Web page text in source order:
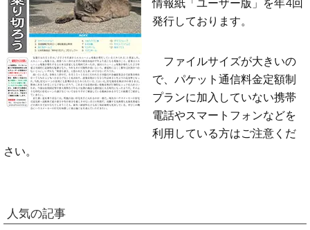
発行しております。
ファイルサイズが大きいの
で、パケット通信料金定額制
プランに加入していない携帯
電話やスマートフォンなどを
利用している方はご注意くだ
さい。
人気の記事